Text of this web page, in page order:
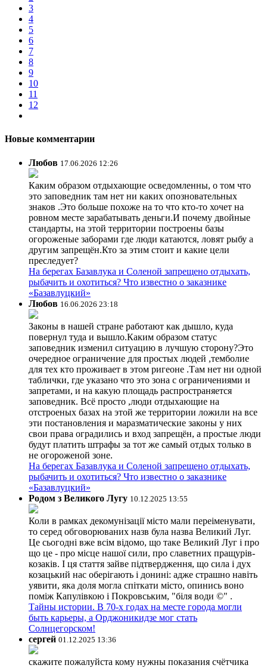
3
4
5
6
7
8
9
10
11
12
Новые комментарии
Любов 17.06.2026 12:26
Каким образом отдыхающие осведомленны, о том что
это заповедник там нет ни каких опозновательных
знаков .Это больше похоже на то что кто-то хочет на
ровном месте зарабатывать деньги.И почему двойные
стандарты, на этой территории построены базы
огороженые заборами где люди катаются, ловят рыбу а
другим запрещён.Кто за этим стоит и какие цели
преследует?
На берегах Базавлука и Соленой запрещено отдыхать,
рыбачить и охотиться? Что известно о заказнике
«Базавлуцкий»
Любов 16.06.2026 23:18
Законы в нашей стране работают как дышло, куда
повернул туда и вышло.Каким образом статус
заповедник изменил ситуацию в лучшую сторону?Это
очередное ограничение для простых людей ,темболие
для тех кто проживает в этом ригеоне .Там нет ни одной
таблички, где указано что это зона с ограничениями и
запретами, и на какую площадь распространяется
заповедник. Всё просто ,люди отдыхающие на
отстроеных базах на этой же территории ложили на все
эти постановления и маразматические законы у них
свои права оградились и вход запрещён, а простые люди
будут платить штрафы за тот же самый отдых только в
не огороженой зоне.
На берегах Базавлука и Соленой запрещено отдыхать,
рыбачить и охотиться? Что известно о заказнике
«Базавлуцкий»
Родом з Великого Лугу 10.12.2025 13:55
Коли в рамках декомунізації місто мали переіменувати,
то серед обговорюваних назв була назва Великий Луг.
Це сьогодні вже всім відомо, що таке Великий Луг і про
що це - про місце нашої сили, про славетних пращурів-
козаків. І ця стаття зайве підтвердження, що сила і дух
козацький нас оберігають і донині: адже страшно навіть
уявити, яка доля могла спіткати місто, опинись воно
поміж Капулівкою і Покровським, "біля води ©" .
Тайны истории. В 70-х годах на месте города могли
быть карьеры, а Орджоникидзе мог стать
Солнцегорском!
сергей 01.12.2025 13:36
скажите пожалуйста кому нужны показания счётчика